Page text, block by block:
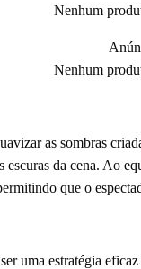
Nenhum
Nenhum
as sombras
escuras da cena. Ao
que o
uma estratégia